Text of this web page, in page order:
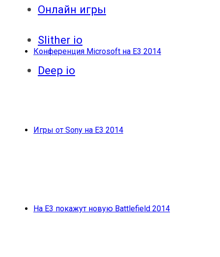
Онлайн игры
Slither io
Deep io
Конференция Microsoft на E3 2014
Игры от Sony на Е3 2014
На E3 покажут новую Battlefield 2014